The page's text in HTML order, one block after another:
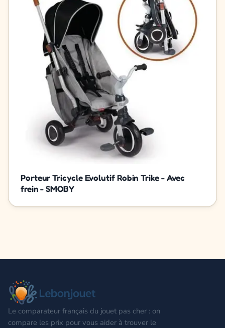
Porteur Tricycle Evolutif Robin Trike - Avec
frein - SMOBY
Le comparateur français du jouet pas cher : on
compare les prix pour vous aider à trouver le